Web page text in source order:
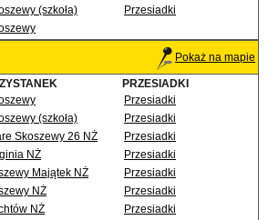
(szkoła)
Przesiadki
Pokaż na mapie
PRZESIADKI
Przesiadki
(szkoła)
Przesiadki
Skoszewy 26 NŻ
Przesiadki
NŻ
Przesiadki
Majątek NŻ
Przesiadki
NŻ
Przesiadki
NŻ
Przesiadki